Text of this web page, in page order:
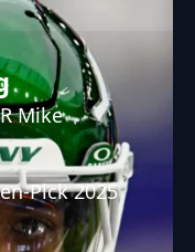
Mike
Pick 2025